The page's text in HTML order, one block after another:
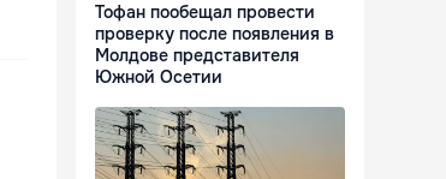
Тофан пообещал провести
проверку после появления в
Молдове представителя
Южной Осетии